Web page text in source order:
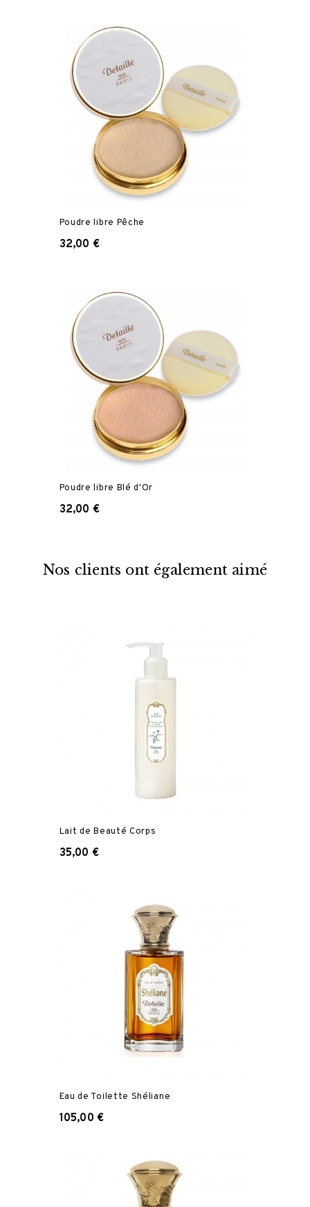
Poudre libre Pêche
32,00 €
Poudre libre Blé d'Or
32,00 €
Nos clients ont également aimé
Lait de Beauté Corps
35,00 €
Eau de Toilette Shéliane
105,00 €